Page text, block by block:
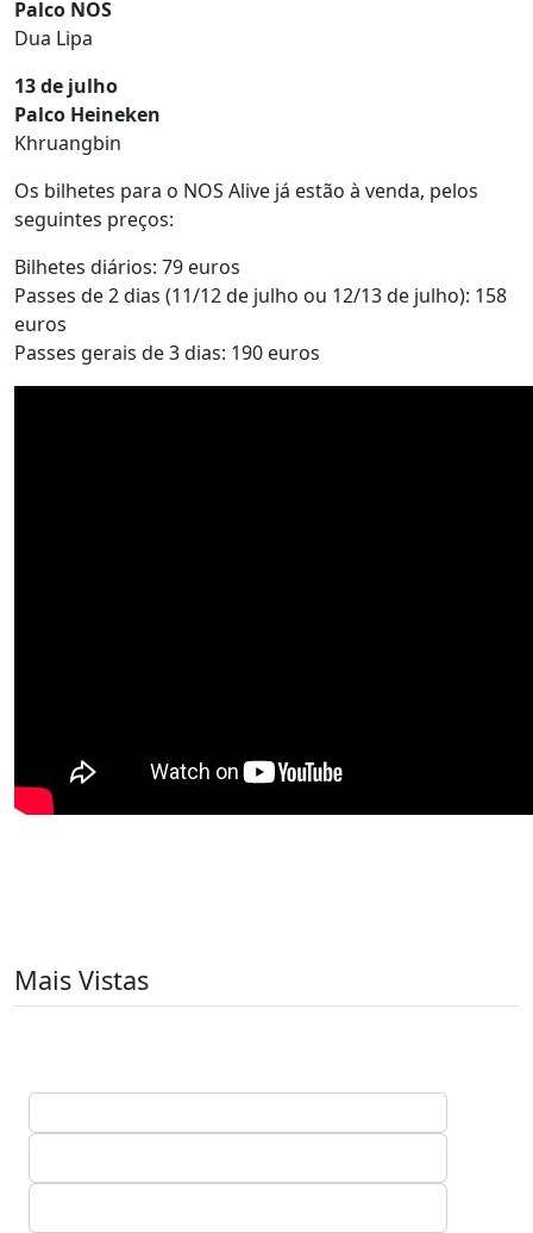
Palco NOS
Dua Lipa
13 de julho
Palco Heineken
Khruangbin
Os bilhetes para o NOS Alive já estão à venda, pelos
seguintes preços:
Bilhetes diários: 79 euros
Passes de 2 dias (11/12 de julho ou 12/13 de julho): 158
euros
Passes gerais de 3 dias: 190 euros
Mais Vistas